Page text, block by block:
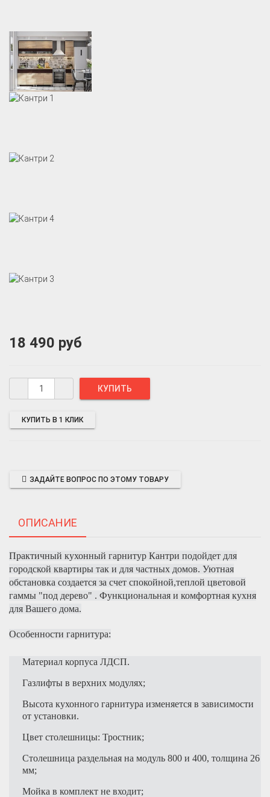
18 490 руб
КУПИТЬ В 1 КЛИК
ЗАДАЙТЕ ВОПРОС ПО ЭТОМУ ТОВАРУ
ОПИСАНИЕ
Практичный кухонный гарнитур Кантри подойдет для
городской квартиры так и для частных домов. Уютная
обстановка создается за счет спокойной,теплой цветовой
гаммы "под дерево" . Функциональная и комфортная кухня
для Вашего дома.
Особенности гарнитура:
Материал корпуса ЛДСП.
Газлифты в верхних модулях;
Высота кухонного гарнитура изменяется в зависимости
от установки.
Цвет столешницы: Тростник;
Столешница раздельная на модуль 800 и 400, толщина 26
мм;
Мойка в комплект не входит;